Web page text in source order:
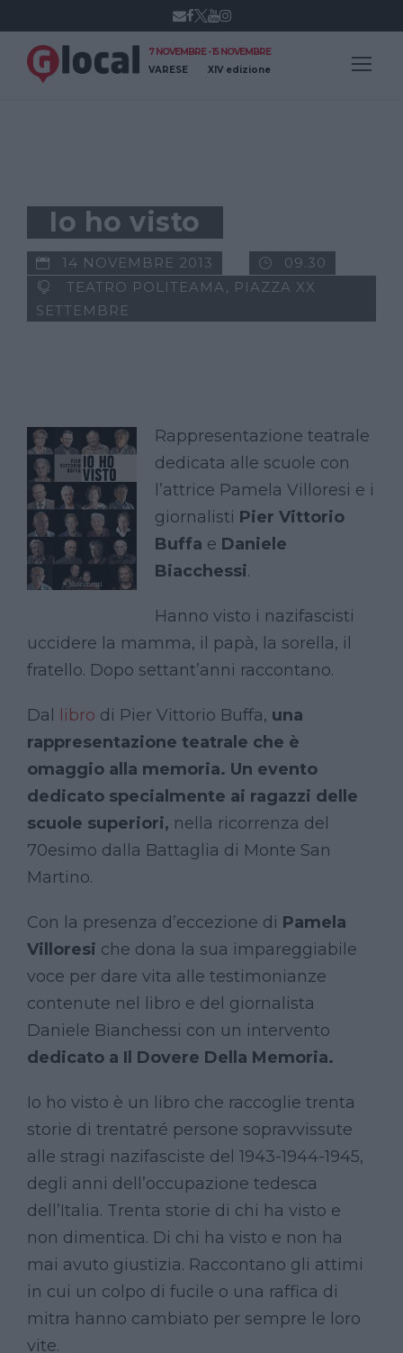
7 NOVEMBRE - 15 NOVEMBRE
VARESE
XIV edizione
Io ho visto
14 NOVEMBRE 2013
09.30
TEATRO POLITEAMA, PIAZZA XX
SETTEMBRE
Rappresentazione teatrale
dedicata alle scuole con
l’attrice Pamela Villoresi e i
giornalisti Pier Vittorio
Buffa e Daniele
Biacchessi.
Hanno visto i nazifascisti
uccidere la mamma, il papà, la sorella, il
fratello. Dopo settant’anni raccontano.
Dal libro di Pier Vittorio Buffa, una
rappresentazione teatrale che è
omaggio alla memoria. Un evento
dedicato specialmente ai ragazzi delle
scuole superiori, nella ricorrenza del
70esimo dalla Battaglia di Monte San
Martino.
Con la presenza d’eccezione di Pamela
Villoresi che dona la sua impareggiabile
voce per dare vita alle testimonianze
contenute nel libro e del giornalista
Daniele Bianchessi con un intervento
dedicato a Il Dovere Della Memoria.
Io ho visto è un libro che raccoglie trenta
storie di trentatré persone sopravvissute
alle stragi nazifasciste del 1943-1944-1945,
degli anni dell’occupazione tedesca
dell’Italia. Trenta storie di chi ha visto e
non dimentica. Di chi ha visto e non ha
mai avuto giustizia. Raccontano gli attimi
in cui un colpo di fucile o una raffica di
mitra hanno cambiato per sempre le loro
vite.